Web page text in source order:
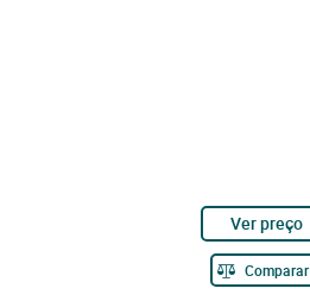
Ver preço
Comparar